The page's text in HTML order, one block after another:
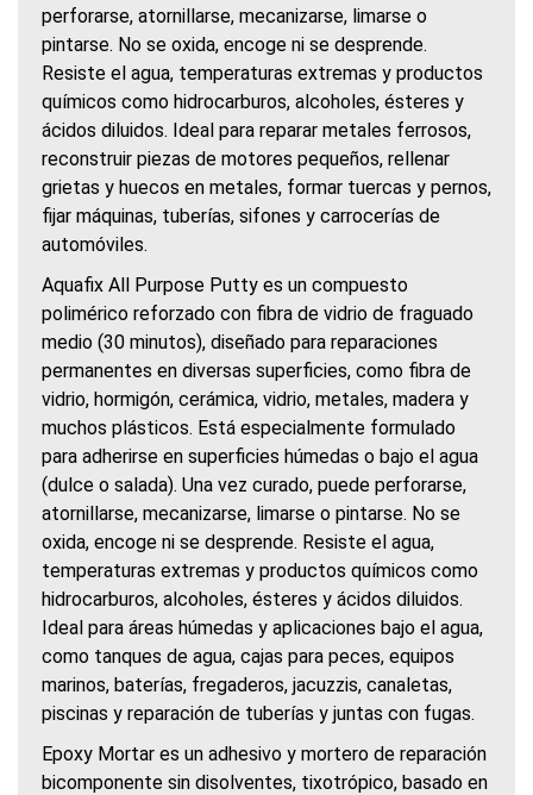
perforarse, atornillarse, mecanizarse, limarse o
pintarse. No se oxida, encoge ni se desprende.
Resiste el agua, temperaturas extremas y productos
químicos como hidrocarburos, alcoholes, ésteres y
ácidos diluidos. Ideal para reparar metales ferrosos,
reconstruir piezas de motores pequeños, rellenar
grietas y huecos en metales, formar tuercas y pernos,
fijar máquinas, tuberías, sifones y carrocerías de
automóviles.
Aquafix All Purpose Putty es un compuesto
polimérico reforzado con fibra de vidrio de fraguado
medio (30 minutos), diseñado para reparaciones
permanentes en diversas superficies, como fibra de
vidrio, hormigón, cerámica, vidrio, metales, madera y
muchos plásticos. Está especialmente formulado
para adherirse en superficies húmedas o bajo el agua
(dulce o salada). Una vez curado, puede perforarse,
atornillarse, mecanizarse, limarse o pintarse. No se
oxida, encoge ni se desprende. Resiste el agua,
temperaturas extremas y productos químicos como
hidrocarburos, alcoholes, ésteres y ácidos diluidos.
Ideal para áreas húmedas y aplicaciones bajo el agua,
como tanques de agua, cajas para peces, equipos
marinos, baterías, fregaderos, jacuzzis, canaletas,
piscinas y reparación de tuberías y juntas con fugas.
Epoxy Mortar es un adhesivo y mortero de reparación
bicomponente sin disolventes, tixotrópico, basado en